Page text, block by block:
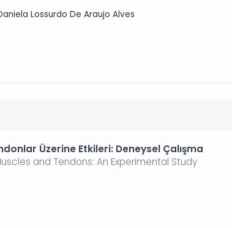
Lossurdo De Araujo Alves
Üzerine Etkileri: Deneysel Çalışma
and Tendons: An Experimental Study